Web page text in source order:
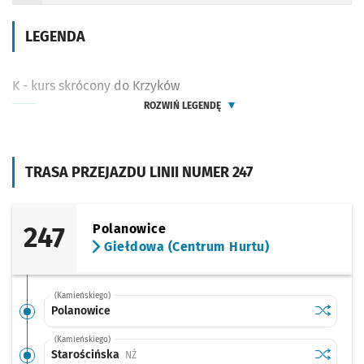
TRASA PRZEJAZDU LINII NUMER 247
247
Polanowice
Giełdowa (Centrum Hurtu)
(Kamieńskiego)
Polanowice Sprawdź
(Kamieńskiego)
Starościńska NŻPrzystanek na życzenie Sprawdź
LEGENDA
K - kurs skrócony do Krzyków
ROZWIŃ LEGENDĘ